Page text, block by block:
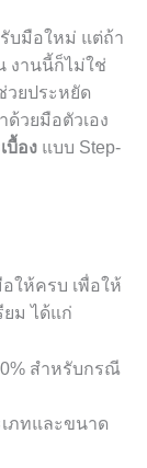
บมือใหม่ แต่ถ้า
งานนี้ก็ไม่ใช่
วยประหยัด
วยมือตัวเอง
บื้อง แบบ Step-
ให้ครบ เพื่อให้
ยม ได้แก่
สำหรับกรณี
ภทและขนาด